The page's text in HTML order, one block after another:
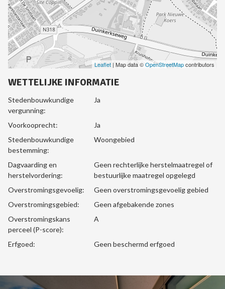
Leaflet | Map data ©OpenStreetMapcontributors
WETTELIJKE INFORMATIE
Stedenbouwkundige
vergunning:
Ja
Voorkooprecht:
Ja
Stedenbouwkundige
bestemming:
Woongebied
Dagvaarding en
herstelvordering:
Geen rechterlijke herstelmaatregel of
bestuurlijke maatregel opgelegd
Overstromingsgevoelig:
Geen overstromingsgevoelig gebied
Overstromingsgebied:
Geen afgebakende zones
Overstromingskans
perceel (P-score):
A
Erfgoed: Geen beschermd erfgoed